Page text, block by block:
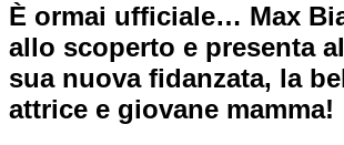
È ormai ufficiale… Max
allo scoperto e presenta
sua nuova fidanzata, la
attrice e giovane mamma!